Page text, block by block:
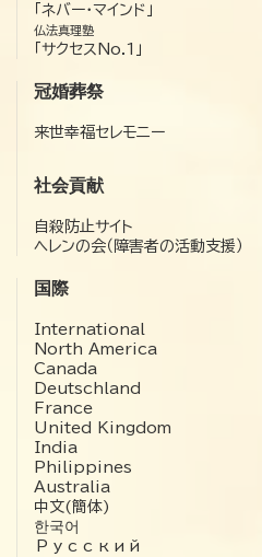
「ネバー・マインド」
仏法真理塾
「サクセスNo.1」
冠婚葬祭
来世幸福セレモニー
社会貢献
自殺防止サイト
ヘレンの会（障害者の活動支援）
国際
International
North America
Canada
Deutschland
France
United Kingdom
India
Philippines
Australia
中文(簡体)
한국어
Русский